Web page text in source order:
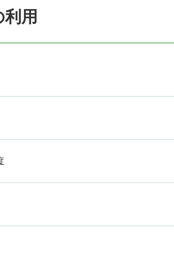
用